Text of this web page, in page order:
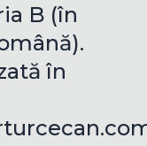
B (în
în